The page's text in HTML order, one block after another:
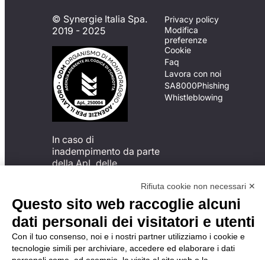
© Synergie Italia Spa.
2019 - 2025
In caso di
inadempimento da parte
della ApL delle
del Codice di Condotta, è
possibile presentare un
reclamo
all’Organismo di
Monitoraggio utilizzando
una delle modalità
descritte al seguente
Privacy policy
Modifica
preferenze
Cookie
Faq
Lavora con noi
SA8000Phishing
Whistleblowing
Rifiuta cookie non necessari ✕
Questo sito web raccoglie alcuni
dati personali dei visitatori e utenti
Con il tuo consenso, noi e i nostri partner utilizziamo i cookie e
tecnologie simili per archiviare, accedere ed elaborare i dati